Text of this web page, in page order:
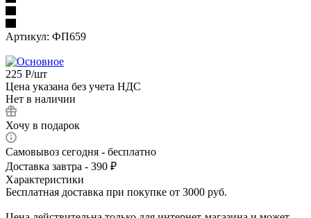
Артикул: ФП659
225 Р/шт
Цена указана без учета НДС
Нет в наличии
Хочу в подарок
Самовывоз сегодня - бесплатно
Доставка завтра - 390 ₽
Характеристики
Бесплатная доставка при покупке от 3000 руб.